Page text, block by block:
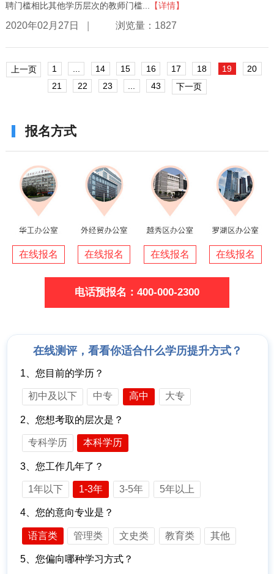
聘门槛相比其他学历层次的教师门槛...
【详情】
2020年02月27日 | 浏览量：1827
上一页 1 14 15 16 17 18 19
20
21
22 23 43 下一页
报名方式
在线报名 在线报名 在线报名 在线报名
电话预报名：400-000-2300
在线测评，看看你适合什么学历提升方式？
1、您目前的学历？
初中及以下 中专 高中 大专
2、您想考取的层次是？
专科学历 本科学历
3、您工作几年了？
1年以下 1-3年 3-5年 5年以上
4、您的意向专业是？
语言类 管理类 文史类 教育类 其他
5、您偏向哪种学习方式？